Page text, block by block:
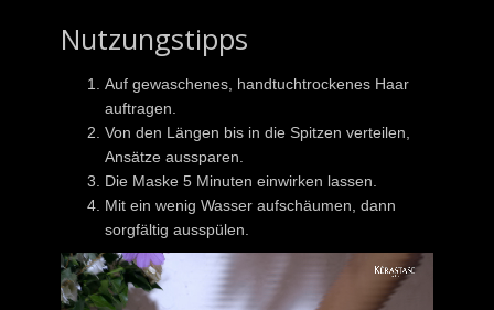
Nutzungstipps
Auf gewaschenes, handtuchtrockenes Haar
auftragen.
Von den Längen bis in die Spitzen verteilen,
Ansätze aussparen.
Die Maske 5 Minuten einwirken lassen.
Mit ein wenig Wasser aufschäumen, dann
sorgfältig ausspülen.
Video-
Player